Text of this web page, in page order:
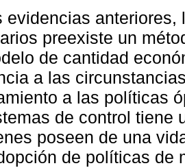
evidencias
preexiste un
de cantidad
a las
a las políticas
de control tiene
poseen de una
de políticas de